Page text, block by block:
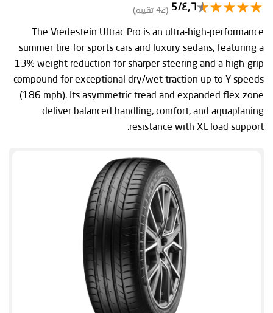
٤٫٦/5 (42 تقييم)
The Vredestein Ultrac Pro is an ultra-high-performance
summer tire for sports cars and luxury sedans, featuring a
13% weight reduction for sharper steering and a high-grip
compound for exceptional dry/wet traction up to Y speeds
(186 mph). Its asymmetric tread and expanded flex zone
deliver balanced handling, comfort, and aquaplaning
resistance with XL load support.